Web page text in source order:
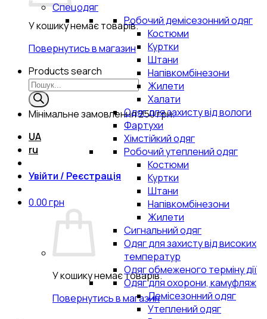
У кошику немає товарів.
Повернутись в магазин
Products search
Мінімальне замовлення250 грн.
UA
ru
Увійти / Реєстрація
0.00грн
У кошику немає товарів.
Повернутись в магазин
Спецодяг
Робочий демісезонний одяг
Костюми
Куртки
Штани
Напівкомбінезони
Жилети
Халати
Одяг для захисту від вологи
Фартухи
Хімстійкий одяг
Робочий утеплений одяг
Костюми
Куртки
Штани
Напівкомбінезони
Жилети
Сигнальний одяг
Одяг для захисту від високих
температур
Одяг обмеженого терміну дії
Одяг для охорони, камуфляж
Демісезонний одяг
Утеплений одяг